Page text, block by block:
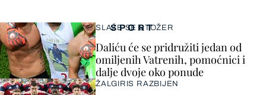
SPORT
SLAŽE SE STOŽER
Daliću će se pridružiti jedan od
omiljenih Vatrenih, pomoćnici i
dalje dvoje oko ponude
ŽALGIRIS RAZBIJEN